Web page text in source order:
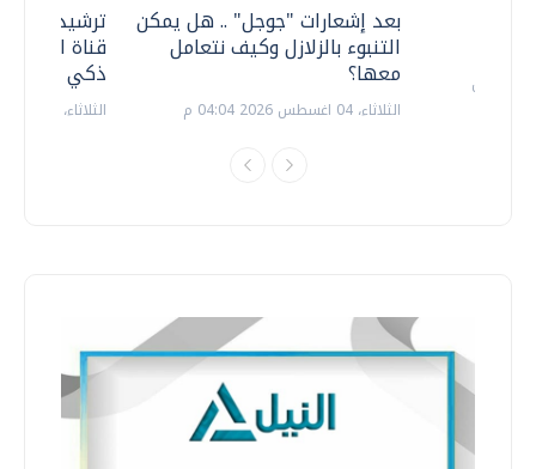
ترشيدا
قناة
ذكي
الثلاثاء، 14 يوليو 2026 06:11 م
بعد إشعارات "جوجل" .. هل يمكن
التنبوء بالزلازل وكيف نتعامل
معها؟
الثلاثاء، 04 اغسطس 2026 04:04 م